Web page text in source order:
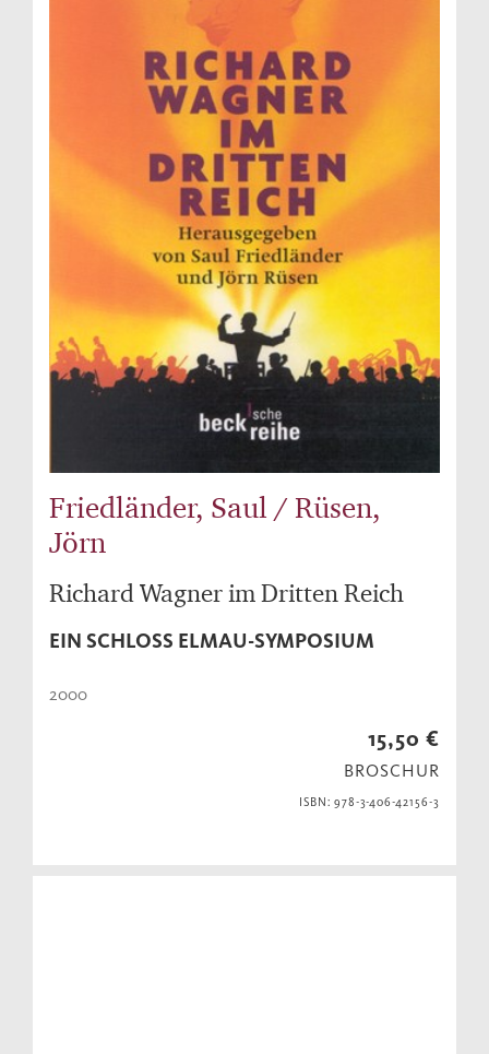
Friedländer, Saul / Rüsen,
Jörn
Richard Wagner im Dritten Reich
EIN SCHLOSS ELMAU-SYMPOSIUM
2000
15,50 €
BROSCHUR
ISBN: 978-3-406-42156-3